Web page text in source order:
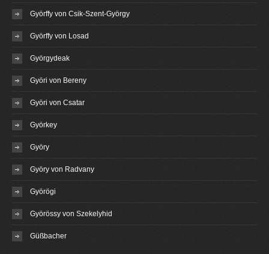
Györffy von Csik-Szent-György
Györffy von Losad
Györgydeak
Györi von Bereny
Györi von Csatar
Györkey
Györy
Györy von Radvany
Györögi
Györössy von Szekelyhid
Güßbacher